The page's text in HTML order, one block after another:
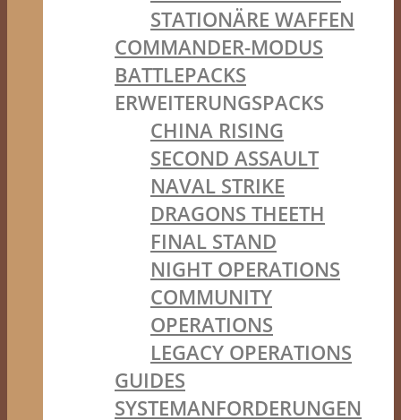
STATIONÄRE WAFFEN
COMMANDER-MODUS
BATTLEPACKS
ERWEITERUNGSPACKS
CHINA RISING
SECOND ASSAULT
NAVAL STRIKE
DRAGONS THEETH
FINAL STAND
NIGHT OPERATIONS
COMMUNITY
OPERATIONS
LEGACY OPERATIONS
GUIDES
SYSTEMANFORDERUNGEN